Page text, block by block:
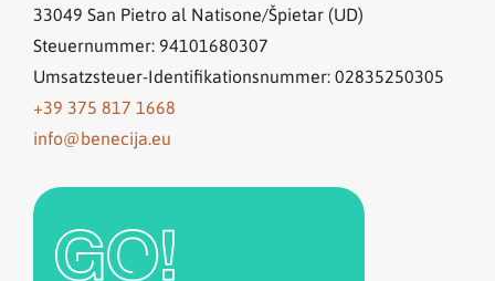
33049 San Pietro al Natisone/Špietar (UD)
Steuernummer: 94101680307
Umsatzsteuer-Identifikationsnummer: 02835250305
+39 375 817 1668
info@benecija.eu